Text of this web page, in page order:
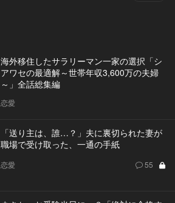
海外移住したサラリーマン一家の選択「シ
アワセの最適解～世帯年収3,600万の夫婦
～」全話総集編
恋愛
「送り主は、誰…？」夫に裏切られた妻が
職場で受け取った、一通の手紙
恋愛 55